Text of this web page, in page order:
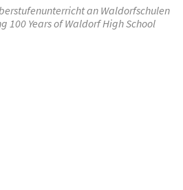
an Waldorfschulen
100 Years of Waldorf High School